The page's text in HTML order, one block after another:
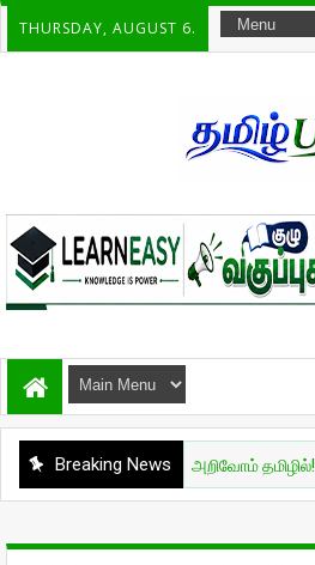
THURSDAY, AUGUST 6.
Breaking News
தேவை AI — அறிவோம் தமிழில்! - பாகம் 01